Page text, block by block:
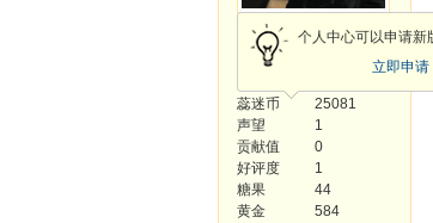
风云使者
个人中心可以申请新
立即申请
蕊迷币
25081
声望
1
贡献值
0
好评度
1
糖果
44
黄金
584